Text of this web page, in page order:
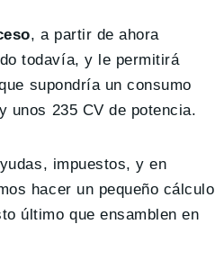
, a partir de ahora
todavía, y le permitirá
supondría un consumo
unos 235 CV de potencia.
impuestos, y en
hacer un pequeño cálculo
último que ensamblen en